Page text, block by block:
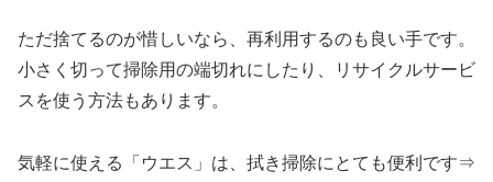
ただ捨てるのが惜しいなら、再利用するのも良い手です。
小さく切って掃除用の端切れにしたり、リサイクルサービ
スを使う方法もあります。
気軽に使える「ウエス」は、拭き掃除にとても便利です⇒